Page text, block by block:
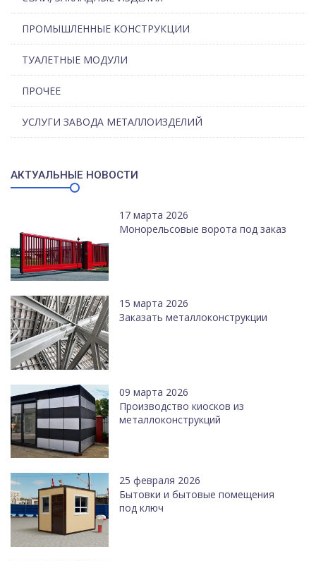
ПРОМЫШЛЕННЫЕ КОНСТРУКЦИИ
ТУАЛЕТНЫЕ МОДУЛИ
ПРОЧЕЕ
УСЛУГИ ЗАВОДА МЕТАЛЛОИЗДЕЛИЙ
АКТУАЛЬНЫЕ НОВОСТИ
17 марта 2026
Монорельсовые ворота под заказ
15 марта 2026
Заказать металлоконструкции
09 марта 2026
Производство киосков из
металлоконструкций
25 февраля 2026
Бытовки и бытовые помещения
под ключ